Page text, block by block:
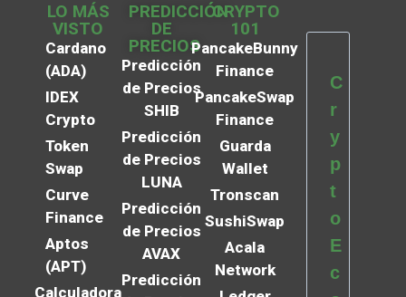
LO MÁS
VISTO
Cardano
(ADA)
IDEX
Crypto
Token
Swap
Curve
Finance
Aptos
(APT)
Calculadora
PREDICCIÓN
DE
PRECIOS
Predicción
de Precios
SHIB
Predicción
de Precios
LUNA
Predicción
de Precios
AVAX
Predicción
CRYPTO
101
PancakeBunny
Finance
PancakeSwap
Finance
Guarda
Wallet
Tronscan
SushiSwap
Acala
Network
C
r
y
p
t
o
E
c